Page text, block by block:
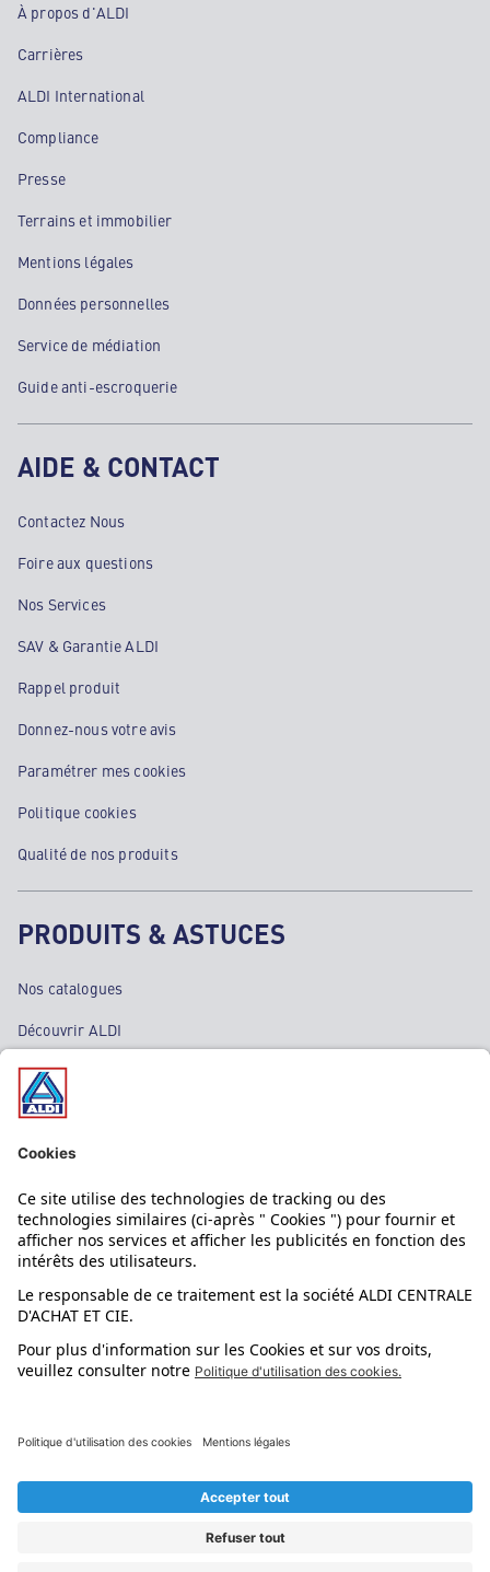
À propos d'ALDI
Carrières
ALDI International
Compliance
Presse
Terrains et immobilier
Mentions légales
Données personnelles
Service de médiation
Guide anti-escroquerie
AIDE & CONTACT
Contactez Nous
Foire aux questions
Nos Services
SAV & Garantie ALDI
Rappel produit
Donnez-nous votre avis
Paramétrer mes cookies
Politique cookies
Qualité de nos produits
PRODUITS & ASTUCES
Nos catalogues
Découvrir ALDI
Nos bons plans
Nos rayons
Nos marques
Nos astuces
Évènements
L'application mobile